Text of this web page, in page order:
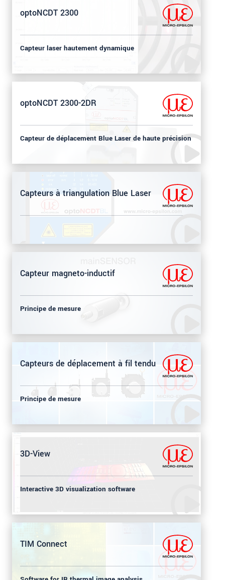
optoNCDT 2300
Capteur laser hautement dynamique
optoNCDT 2300-2DR
Capteur de déplacement Blue Laser de haute précision
Capteurs à triangulation Blue Laser
Capteur magneto-inductif
Principe de mesure
Capteurs de déplacement à fil tendu
Principe de mesure
3D-View
Interactive 3D visualization software
TIM Connect